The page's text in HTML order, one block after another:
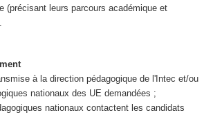
(précisant leurs parcours académique et
à la direction pédagogique de l'Intec et/ou
nationaux des UE demandées ;
nationaux contactent les candidats